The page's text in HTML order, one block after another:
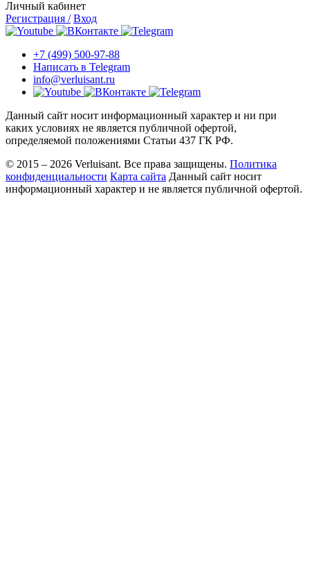
Личный кабинет
Регистрация / Вход
+7 (499) 500-97-88
Написать в Telegram
info@verluisant.ru
Данный сайт носит информационный характер и ни при
каких условиях не является публичной офертой,
определяемой положениями Статьи 437 ГК РФ.
© 2015 – 2026 Verluisant. Все права защищены. Политика
конфиденциальности Карта сайта Данный сайт носит
информационный характер и не является публичной офертой.